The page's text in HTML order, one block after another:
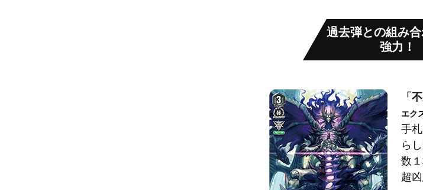
過去弾との組み
強力！
「
エク
手
ら
数
超